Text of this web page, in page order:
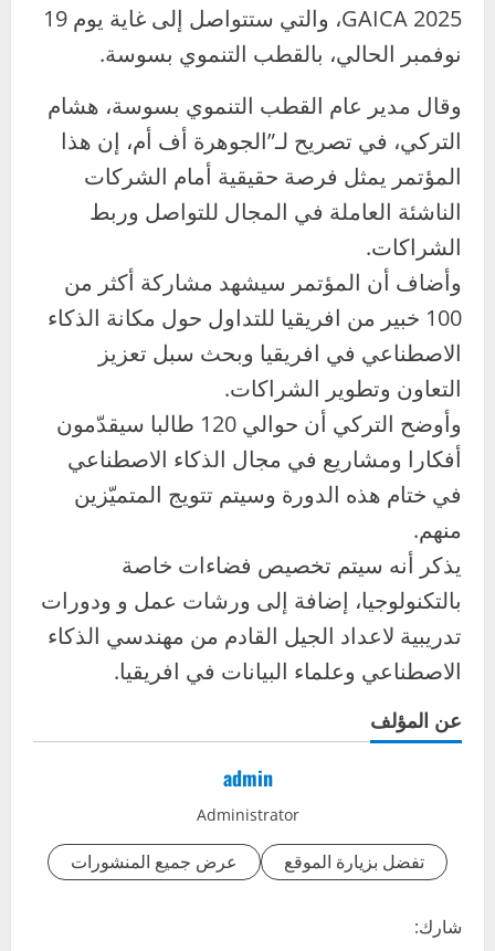
GAICA 2025، والتي ستتواصل إلى غاية يوم 19
نوفمبر الحالي، بالقطب التنموي بسوسة.
وقال مدير عام القطب التنموي بسوسة، هشام
التركي، في تصريح لـ”الجوهرة أف أم، إن هذا
المؤتمر يمثل فرصة حقيقية أمام الشركات
الناشئة العاملة في المجال للتواصل وربط
الشراكات.
وأضاف أن المؤتمر سيشهد مشاركة أكثر من
100 خبير من افريقيا للتداول حول مكانة الذكاء
الاصطناعي في افريقيا وبحث سبل تعزيز
التعاون وتطوير الشراكات.
وأوضح التركي أن حوالي 120 طالبا سيقدّمون
أفكارا ومشاريع في مجال الذكاء الاصطناعي
في ختام هذه الدورة وسيتم تتويج المتميّزين
منهم.
يذكر أنه سيتم تخصيص فضاءات خاصة
بالتكنولوجيا، إضافة إلى ورشات عمل و ودورات
تدريبية لاعداد الجيل القادم من مهندسي الذكاء
الاصطناعي وعلماء البيانات في افريقيا.
عن المؤلف
admin
Administrator
تفضل بزيارة الموقع عرض جميع المنشورات
شارك: